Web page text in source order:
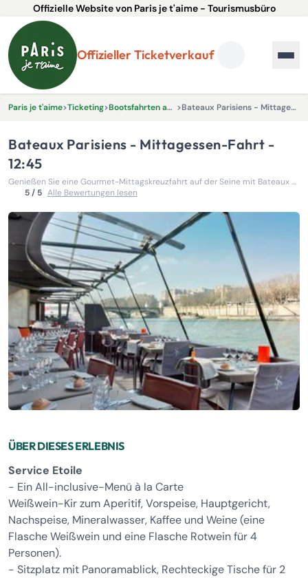
Offizielle Website von Paris je t'aime - Tourismusbüro
Offizieller Ticketverkauf
Paris je t'aime>Ticketing> Bootsfahrten auf der Seine > Bateaux Parisiens - Mittagessen-Fahrt - 12:45
Bateaux Parisiens - Mittagessen-Fahrt -
12:45
Genießen Sie eine Gourmet-Mittagskreuzfahrt auf der Seine mit Bateaux Parisiens und erleben Sie unvergessliche Ausblicke auf Paris.
5 / 5 Alle Bewertungen lesen
ÜBER DIESES ERLEBNIS
Service Etoile
- Ein All-inclusive-Menü à la Carte
Weißwein-Kir zum Aperitif, Vorspeise, Hauptgericht,
Nachspeise, Mineralwasser, Kaffee und Weine (eine
Flasche Weißwein und eine Flasche Rotwein für 4
Personen).
- Sitzplatz mit Panoramablick, Rechteckige Tische für 2